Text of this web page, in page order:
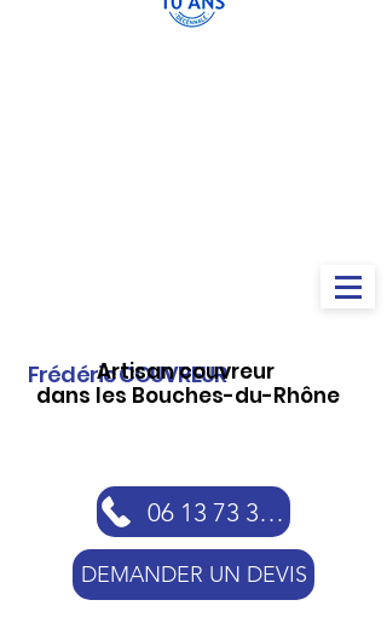
Frédéric COUVREUR
Artisan couvreur
dans les Bouches-du-Rhône
06 13 73 30 46
DEMANDER UN DEVIS